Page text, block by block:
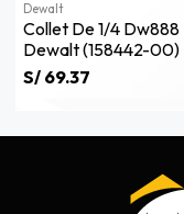
Dewalt
Collet De 1/4 Dw888
Dewalt (158442-00)
S/ 69.37